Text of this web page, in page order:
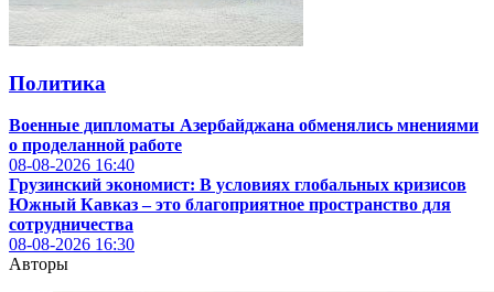
Политика
Военные дипломаты Азербайджана обменялись мнениями
о проделанной работе
08-08-2026 16:40
Грузинский экономист: В условиях глобальных кризисов
Южный Кавказ – это благоприятное пространство для
сотрудничества
08-08-2026 16:30
Авторы